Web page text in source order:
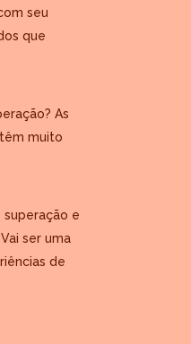
seu
que
As
muito
superação e
ser uma
de